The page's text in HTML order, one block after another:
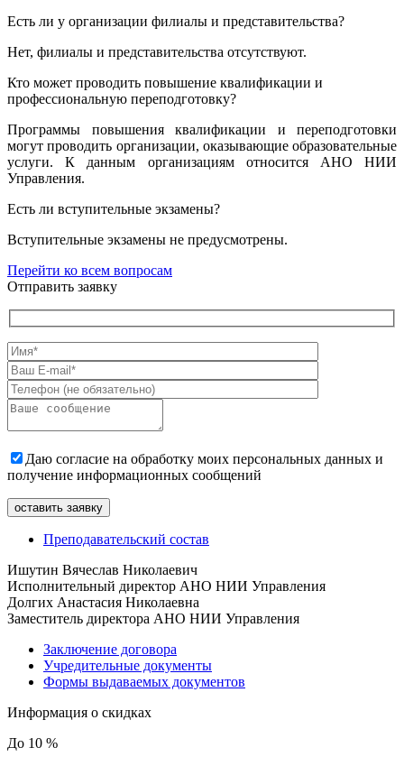
Есть ли у организации филиалы и представительства?
Нет, филиалы и представительства отсутствуют.
Кто может проводить повышение квалификации и
профессиональную переподготовку?
Программы повышения квалификации и переподготовки
могут проводить организации, оказывающие образовательные
услуги. К данным организациям относится АНО НИИ
Управления.
Есть ли вступительные экзамены?
Вступительные экзамены не предусмотрены.
Перейти ко всем вопросам
Отправить заявку
Даю согласие на обработку моих персональных данных и
получение информационных сообщений
Преподавательский состав
Ишутин Вячеслав Николаевич
Исполнительный директор АНО НИИ Управления
Долгих Анастасия Николаевна
Заместитель директора АНО НИИ Управления
Заключение договора
Учредительные документы
Формы выдаваемых документов
Информация о скидках
До 10 %